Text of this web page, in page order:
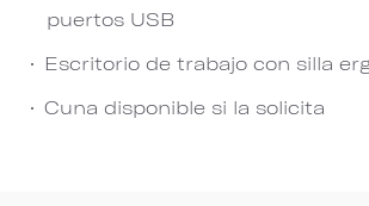
puertos USB
Escritorio de trabajo con silla
Cuna disponible si la solicita